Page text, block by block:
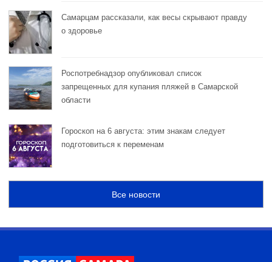
Самарцам рассказали, как весы скрывают правду
о здоровье
Роспотребнадзор опубликовал список
запрещенных для купания пляжей в Самарской
области
Гороскоп на 6 августа: этим знакам следует
подготовиться к переменам
Все новости